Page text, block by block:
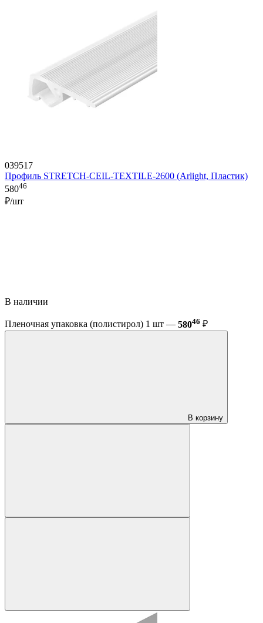
039517
Профиль STRETCH-CEIL-TEXTILE-2600 (Arlight, Пластик)
58046
₽/шт
В наличии
Пленочная упаковка (полистирол) 1 шт — 58046 ₽
В корзину